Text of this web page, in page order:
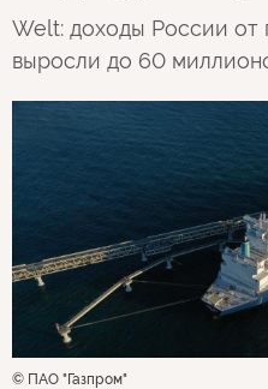
Welt: доходы России от
выросли до 60
© ПАО "Газпром"